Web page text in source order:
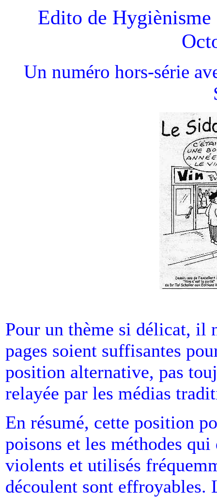
Edito de Hygiènisme
Un numéro hors-série
Pour un thème si délicat, il
pages soient suffisantes
position alternative, pas
relayée par les médias
En résumé, cette position
poisons et les méthodes
violents et utilisés
découlent sont effroyables.